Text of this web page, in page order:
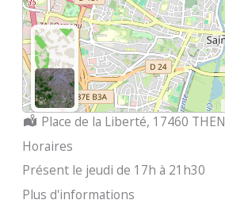
Localisation :
Place de la Liberté, 17460
Horaires
Présent le jeudi de 17h à 21h30
Plus d'informations